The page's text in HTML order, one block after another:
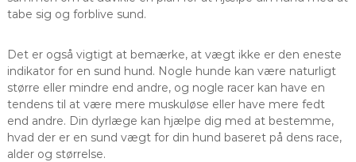
tabe sig og forblive sund.
Det er også vigtigt at bemærke, at vægt ikke er den eneste
indikator for en sund hund. Nogle hunde kan være naturligt
større eller mindre end andre, og nogle racer kan have en
tendens til at være mere muskuløse eller have mere fedt
end andre. Din dyrlæge kan hjælpe dig med at bestemme,
hvad der er en sund vægt for din hund baseret på dens race,
alder og størrelse.